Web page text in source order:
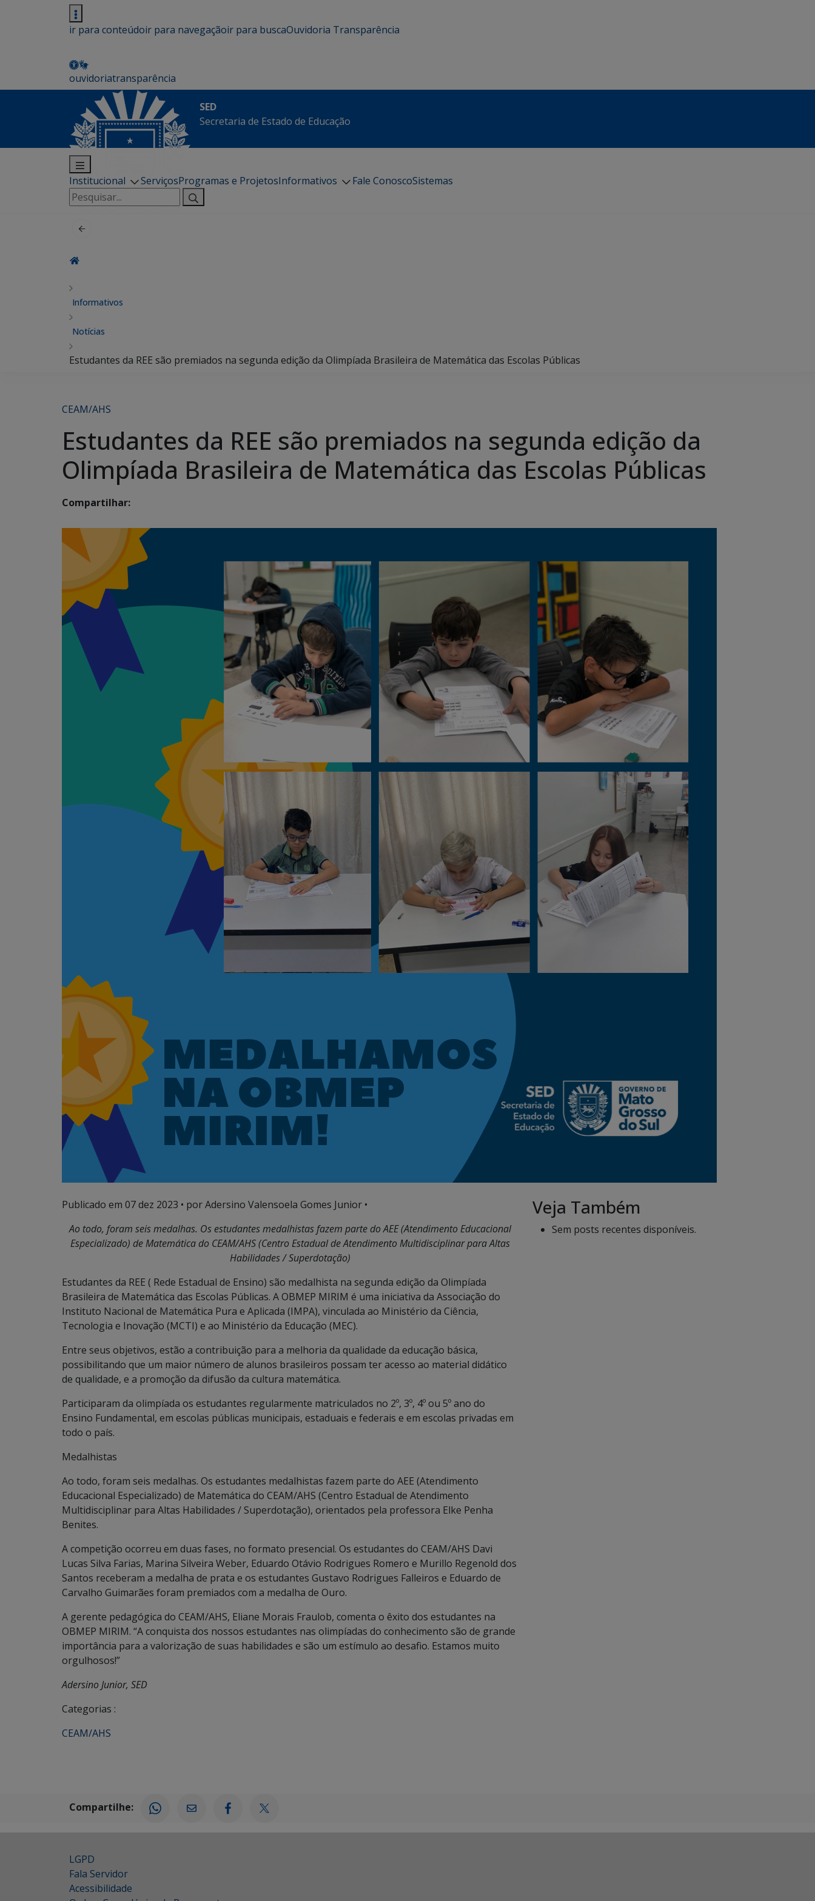
ir para conteúdoir para navegaçãoir para buscaOuvidoria Transparência
ouvidoriatransparência
SED
Secretaria de Estado de Educação
Institucional ServiçosProgramas e ProjetosInformativos Fale ConoscoSistemas
Pesquisar
por:
Informativos
Notícias
Estudantes da REE são premiados na segunda edição da Olimpíada Brasileira de Matemática das Escolas Públicas
CEAM/AHS
Estudantes da REE são premiados na segunda edição da
Olimpíada Brasileira de Matemática das Escolas Públicas
Compartilhar:
Publicado em 07 dez 2023 • por Adersino Valensoela Gomes Junior •
Ao todo, foram seis medalhas. Os estudantes medalhistas fazem parte do AEE (Atendimento Educacional
Especializado) de Matemática do CEAM/AHS (Centro Estadual de Atendimento Multidisciplinar para Altas
Habilidades / Superdotação)
Estudantes da REE ( Rede Estadual de Ensino) são medalhista na segunda edição da Olimpíada
Brasileira de Matemática das Escolas Públicas. A OBMEP MIRIM é uma iniciativa da Associação do
Instituto Nacional de Matemática Pura e Aplicada (IMPA), vinculada ao Ministério da Ciência,
Tecnologia e Inovação (MCTI) e ao Ministério da Educação (MEC).
Entre seus objetivos, estão a contribuição para a melhoria da qualidade da educação básica,
possibilitando que um maior número de alunos brasileiros possam ter acesso ao material didático
de qualidade, e a promoção da difusão da cultura matemática.
Participaram da olimpíada os estudantes regularmente matriculados no 2º, 3º, 4º ou 5º ano do
Ensino Fundamental, em escolas públicas municipais, estaduais e federais e em escolas privadas em
todo o país.
Medalhistas
Ao todo, foram seis medalhas. Os estudantes medalhistas fazem parte do AEE (Atendimento
Educacional Especializado) de Matemática do CEAM/AHS (Centro Estadual de Atendimento
Multidisciplinar para Altas Habilidades / Superdotação), orientados pela professora Elke Penha
Benites.
A competição ocorreu em duas fases, no formato presencial. Os estudantes do CEAM/AHS Davi
Lucas Silva Farias, Marina Silveira Weber, Eduardo Otávio Rodrigues Romero e Murillo Regenold dos
Santos receberam a medalha de prata e os estudantes Gustavo Rodrigues Falleiros e Eduardo de
Carvalho Guimarães foram premiados com a medalha de Ouro.
A gerente pedagógica do CEAM/AHS, Eliane Morais Fraulob, comenta o êxito dos estudantes na
OBMEP MIRIM. “A conquista dos nossos estudantes nas olimpíadas do conhecimento são de grande
importância para a valorização de suas habilidades e são um estímulo ao desafio. Estamos muito
orgulhosos!”
Adersino Junior, SED
Categorias :
CEAM/AHS
Veja Também
Sem posts recentes disponíveis.
Compartilhe:
LGPD
Fala Servidor
Acessibilidade